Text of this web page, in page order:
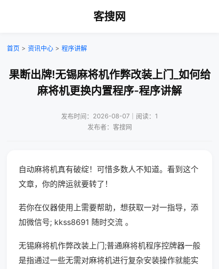
客搜网
首页 > 资讯中心 > 程序讲解
果断出牌!无锡麻将机作弊改装上门_如何给
麻将机更换内置程序-程序讲解
发布时间：2026-08-07｜阅读：1
发布者：客搜网
自动麻将机真有破绽！可惜多数人不知道。看到这个
文章，你的牌运就要转了！
若你在仪器使用上需要帮助，想获取一对一指导，添
加微信号; kkss8691 随时交流 。
无锡麻将机作弊改装上门;普通麻将机程序控牌器一般
是指通过一些无需对麻将机进行复杂安装操作就能实